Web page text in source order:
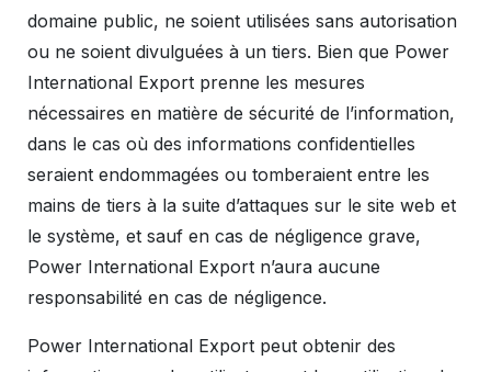
domaine public, ne soient utilisées sans autorisation
ou ne soient divulguées à un tiers. Bien que Power
International Export prenne les mesures
nécessaires en matière de sécurité de l’information,
dans le cas où des informations confidentielles
seraient endommagées ou tomberaient entre les
mains de tiers à la suite d’attaques sur le site web et
le système, et sauf en cas de négligence grave,
Power International Export n’aura aucune
responsabilité en cas de négligence.
Power International Export peut obtenir des